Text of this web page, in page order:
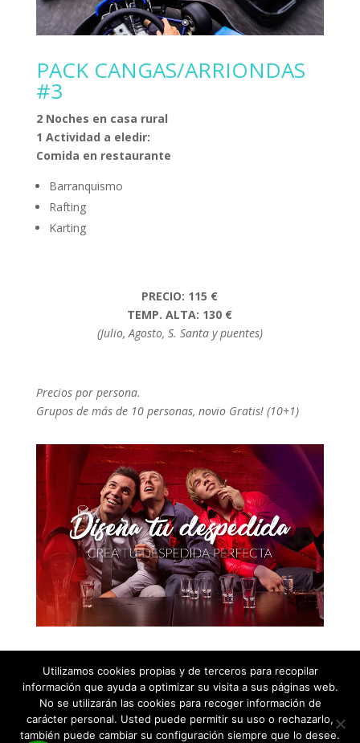
PACK CANGAS/ARRIONDAS
#3
2 Noches en casa rural
1 Actividad a eledir:
Comida en restaurante
Barranquismo
Rafting
Karting
PRECIO: 115 €
TEMP. ALTA: 130 €
(Julio, Agosto, S. Santa y puentes)
Precios por persona.
Grupos de más de 10 personas, novio Gratis! (10+1)
2026 © Despedidas de soltero y soltera en Asturias |
Utilizamos cookies propias y de terceros para recopilar
información que ayuda a optimizar su visita a sus páginas web.
No se utilizarán las cookies para recoger información de
carácter personal. Usted puede permitir su uso o rechazarlo,
también puede cambiar su configuración siempre que lo desee.